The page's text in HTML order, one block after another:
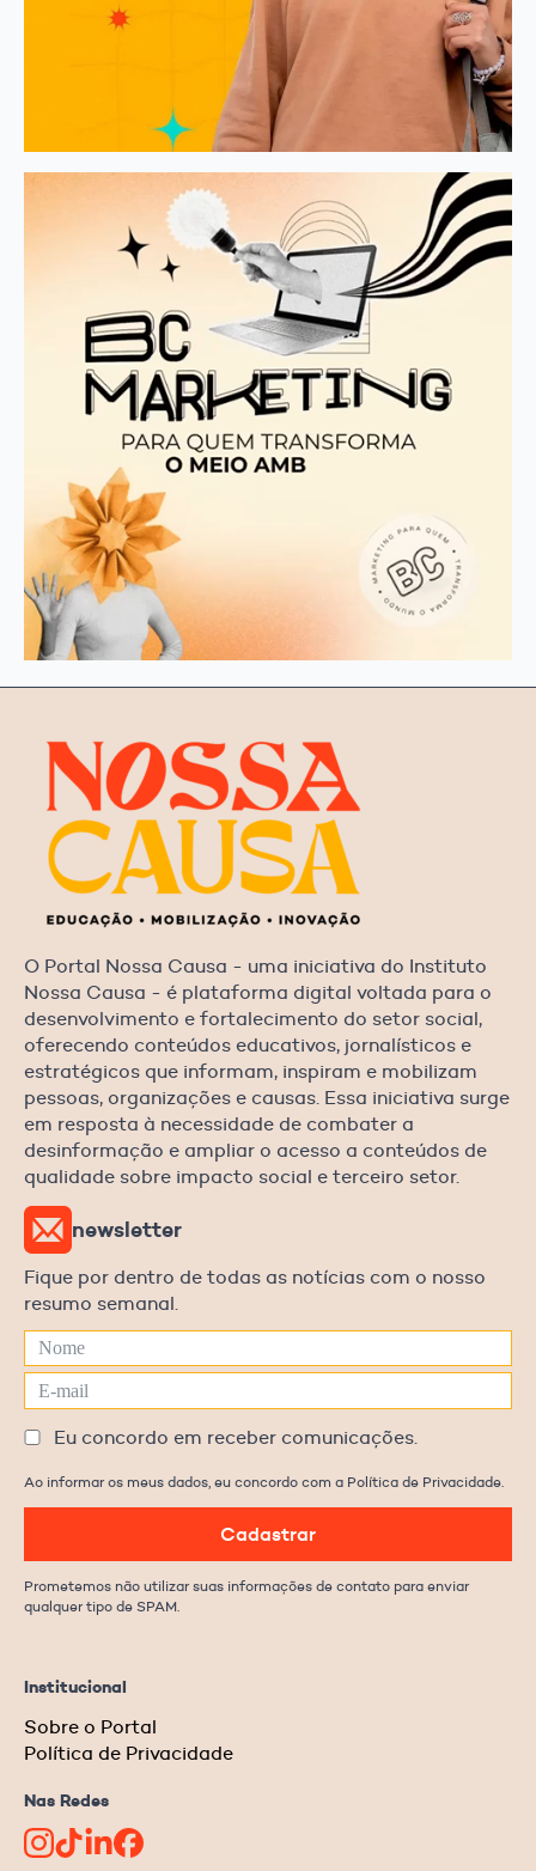
O Portal Nossa Causa - uma iniciativa do Instituto
Nossa Causa - é plataforma digital voltada para o
desenvolvimento e fortalecimento do setor social,
oferecendo conteúdos educativos, jornalísticos e
estratégicos que informam, inspiram e mobilizam
pessoas, organizações e causas. Essa iniciativa surge
em resposta à necessidade de combater a
desinformação e ampliar o acesso a conteúdos de
qualidade sobre impacto social e terceiro setor.
Institucional
Sobre o Portal
Política de Privacidade
Nas Redes
newsletter
Fique por dentro de todas as notícias com o nosso
resumo semanal.
Eu concordo em receber comunicações.
Ao informar os meus dados, eu concordo com a Política de Privacidade.
Cadastrar
Prometemos não utilizar suas informações de contato para enviar
qualquer tipo de SPAM.